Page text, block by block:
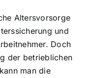
Altersvorsorge
und
Doch
der betrieblichen
man die